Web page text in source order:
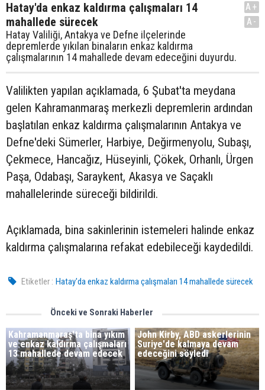
Hatay'da enkaz kaldırma çalışmaları 14
mahallede sürecek
Hatay Valiliği, Antakya ve Defne ilçelerinde
depremlerde yıkılan binaların enkaz kaldırma
çalışmalarının 14 mahallede devam edeceğini duyurdu.
A+
A-
Valilikten yapılan açıklamada, 6 Şubat'ta meydana
gelen Kahramanmaraş merkezli depremlerin ardından
başlatılan enkaz kaldırma çalışmalarının Antakya ve
Defne'deki Sümerler, Harbiye, Değirmenyolu, Subaşı,
Çekmece, Hancağız, Hüseyinli, Çökek, Orhanlı, Ürgen
Paşa, Odabaşı, Saraykent, Akasya ve Saçaklı
mahallelerinde süreceği bildirildi.
Açıklamada, bina sakinlerinin istemeleri halinde enkaz
kaldırma çalışmalarına refakat edebileceği kaydedildi.
Etiketler : Hatay'da enkaz kaldırma çalışmaları 14 mahallede sürecek
Önceki ve Sonraki Haberler
Kahramanmaraş'ta bina yıkım
ve enkaz kaldırma çalışmaları
13 mahallede devam edecek
John Kirby, ABD askerlerinin
Suriye'de kalmaya devam
edeceğini söyledi